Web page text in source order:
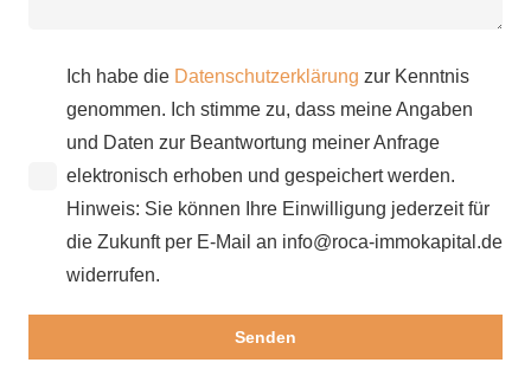
Ich habe die Datenschutzerklärung zur Kenntnis
genommen. Ich stimme zu, dass meine Angaben
und Daten zur Beantwortung meiner Anfrage
elektronisch erhoben und gespeichert werden.
Hinweis: Sie können Ihre Einwilligung jederzeit für
die Zukunft per E-Mail an info@roca-immokapital.de
widerrufen.